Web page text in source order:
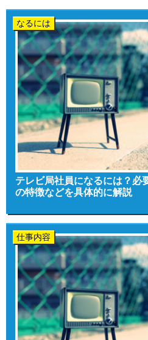
なるには
テレビ局社員になるには？必
の特徴などを具体的に解説
仕事内容